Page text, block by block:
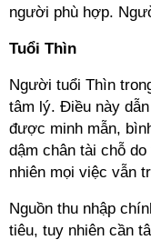
người phù hợp.
Tuổi Thìn
Người tuổi Thìn
tâm lý. Điều này
được minh mẫn,
dậm chân tài chỗ
nhiên mọi việc vẫn
Nguồn thu nhập
tiêu, tuy nhiên cần